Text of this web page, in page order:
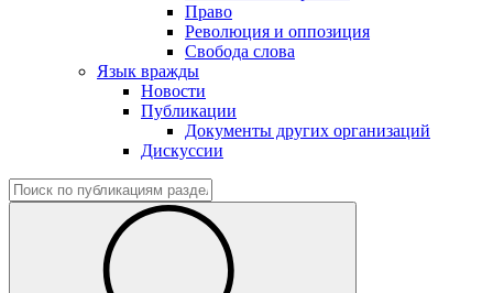
Право
Революция и оппозиция
Свобода слова
Язык вражды
Новости
Публикации
Документы других организаций
Дискуссии